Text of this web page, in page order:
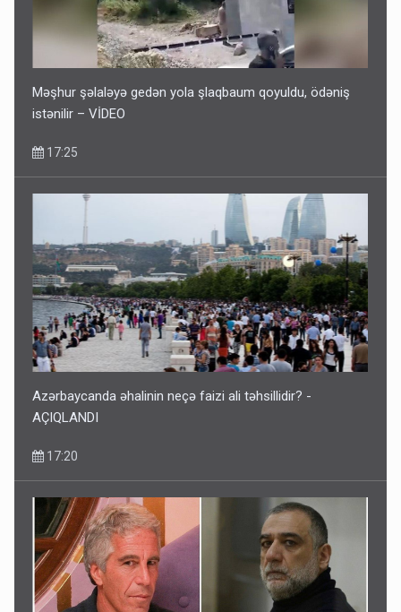
Məşhur şəlaləyə gedən yola şlaqbaum qoyuldu, ödəniş
istənilir – VİDEO
17:25
Azərbaycanda əhalinin neçə faizi ali təhsillidir? -
AÇIQLANDI
17:20